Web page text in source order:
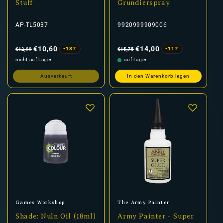
Stuff
AP-TL5037
Preis
€12,99 €10,60
-18%
nicht auf Lager
Ausverkauft
Grundierspray
9920999909006
Preis
€15,75 €14,00
-11%
auf Lager
In den Warenkorb legen
Anbieter:
Games Workshop
Shade: Nuln Oil (18ml)
Anbieter:
The Army Painter
Army Painter - Super